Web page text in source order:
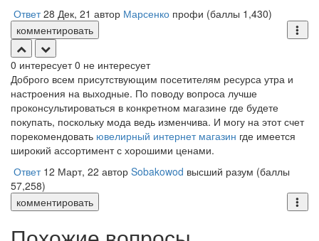
Ответ 28 Дек, 21 автор Марсенко профи (баллы 1,430)
комментировать
0 интересует 0 не интересует
Доброго всем присутствующим посетителям ресурса утра и
настроения на выходные. По поводу вопроса лучше
проконсультироваться в конкретном магазине где будете
покупать, поскольку мода ведь изменчива. И могу на этот счет
порекомендовать ювелирный интернет магазин где имеется
широкий ассортимент с хорошими ценами.
Ответ 12 Март, 22 автор Sobakowod высший разум (баллы
57,258)
комментировать